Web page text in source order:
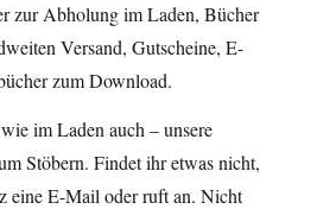
zur Abholung im Laden, Bücher
Versand, Gutscheine, E-
zum Download.
im Laden auch – unsere
Stöbern. Findet ihr etwas nicht,
eine E-Mail oder ruft an. Nicht